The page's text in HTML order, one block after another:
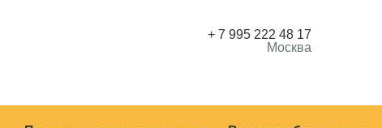
+ 7 995 222 48 17
Москва